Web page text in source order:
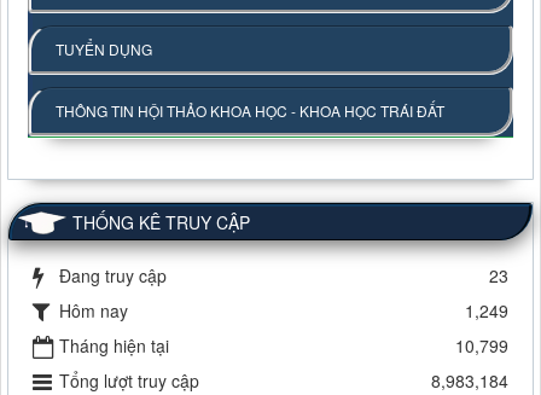
TUYỂN DỤNG
THÔNG TIN HỘI THẢO KHOA HỌC - KHOA HỌC TRÁI ĐẤT
THỐNG KÊ TRUY CẬP
Đang truy cập
23
Hôm nay
1,249
Tháng hiện tại
10,799
Tổng lượt truy cập
8,983,184